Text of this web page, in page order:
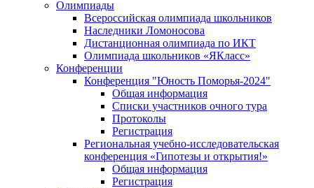
Олимпиады
Всероссийская олимпиада школьников
Наследники Ломоносова
Дистанционная олимпиада по ИКТ
Олимпиада школьников «ЯКласс»
Конференции
Конференция "Юность Поморья-2024"
Общая информация
Списки участников очного тура
Протоколы
Регистрация
Региональная учебно-исследовательская
конференция «Гипотезы и открытия!»
Общая информация
Регистрация